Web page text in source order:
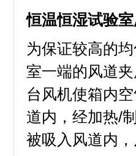
恒温恒湿试验
为保证较高的均
室一端的风道夹层
台风机使箱内空
道内，经加
被吸入风道内，